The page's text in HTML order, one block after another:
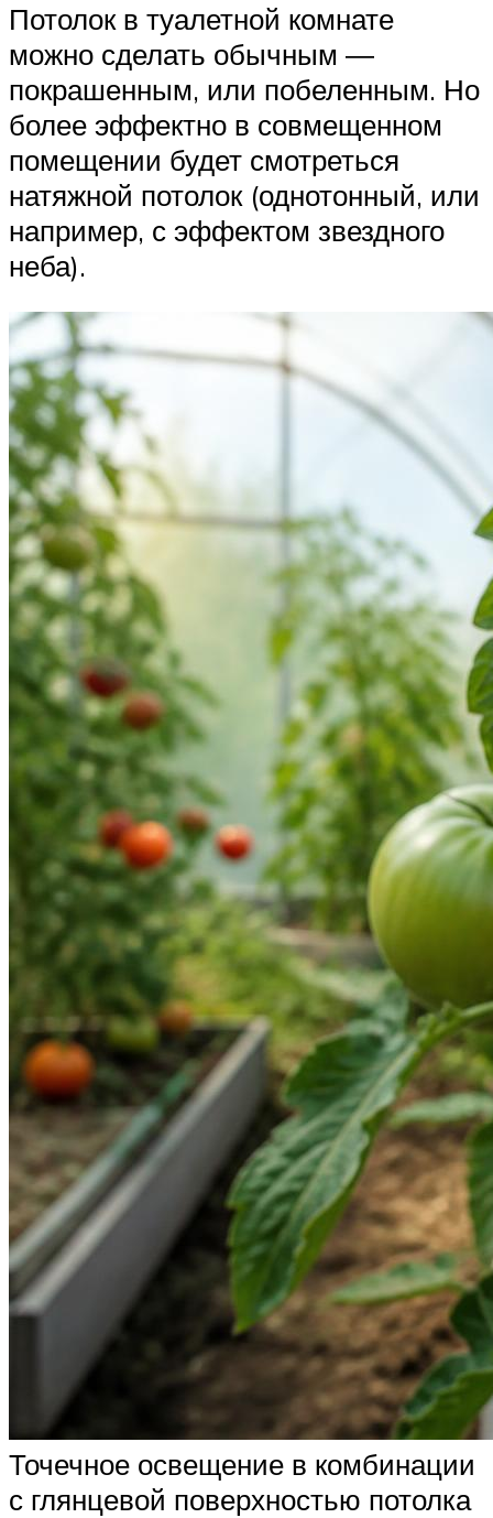
Потолок в туалетной комнате
можно сделать обычным ―
покрашенным, или побеленным. Но
более эффектно в совмещенном
помещении будет смотреться
натяжной потолок (однотонный, или
например, с эффектом звездного
неба).
Точечное освещение в комбинации
с глянцевой поверхностью потолка